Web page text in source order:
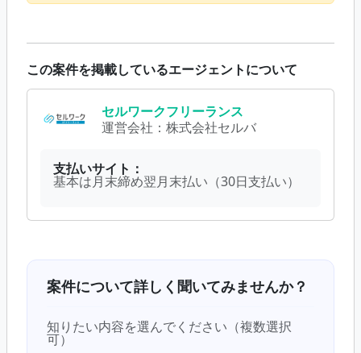
この案件を掲載しているエージェントについて
セルワークフリーランス
運営会社： 株式会社セルバ
支払いサイト：
基本は月末締め翌月末払い（30日支払い）
案件について詳しく聞いてみませんか？
知りたい内容を選んでください（複数選択
可）